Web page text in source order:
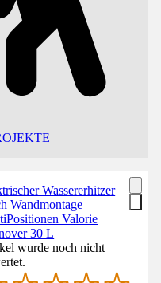
Wassererhitzer
Wandmontage
Valorie
30 L
wurde noch nicht